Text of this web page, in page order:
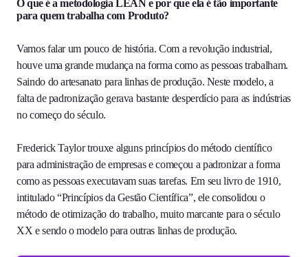
O que é a metodologia LEAN e por que ela é tão importante
para quem trabalha com Produto?
Vamos falar um pouco de história. Com a revolução industrial,
houve uma grande mudança na forma como as pessoas trabalham.
Saindo do artesanato para linhas de produção. Neste modelo, a
falta de padronização gerava bastante desperdício para as indústrias
no começo do século.
Frederick Taylor trouxe alguns princípios do método científico
para administração de empresas e começou a padronizar a forma
como as pessoas executavam suas tarefas. Em seu livro de 1910,
intitulado “Princípios da Gestão Científica”, ele consolidou o
método de otimização do trabalho, muito marcante para o século
XX e sendo o modelo para outras linhas de produção.